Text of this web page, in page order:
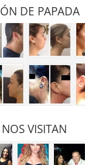
DE PAPADA
VISITAN